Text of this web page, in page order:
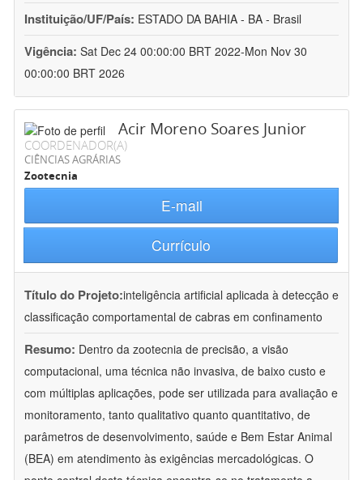
Instituição/UF/País: ESTADO DA BAHIA - BA - Brasil
Vigência: Sat Dec 24 00:00:00 BRT 2022-Mon Nov 30
00:00:00 BRT 2026
Acir Moreno Soares Junior
COORDENADOR(A)
CIÊNCIAS AGRÁRIAS
Zootecnia
E-mail
Currículo
Título do Projeto:inteligência artificial aplicada à detecção e
classificação comportamental de cabras em confinamento
Resumo: Dentro da zootecnia de precisão, a visão
computacional, uma técnica não invasiva, de baixo custo e
com múltiplas aplicações, pode ser utilizada para avaliação e
monitoramento, tanto qualitativo quanto quantitativo, de
parâmetros de desenvolvimento, saúde e Bem Estar Animal
(BEA) em atendimento às exigências mercadológicas. O